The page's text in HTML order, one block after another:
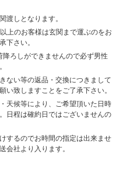
渡しとなります。
上のお客様は玄関まで運ぶのをお
下さい。
降ろしができませんので必ず男性
ない等の返品・交換につきまして
い致しますことをご了承下さい。
天候等により、ご希望頂いた日時
日程は確約日ではございませんの
するのでお時間の指定は出来ませ
会社より入ります。